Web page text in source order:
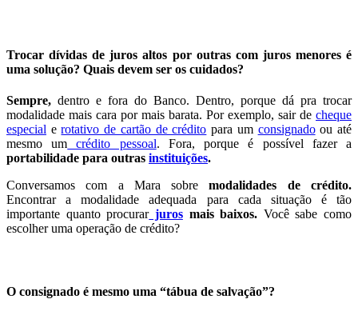
Trocar dívidas de juros altos por outras com juros menores é
uma solução? Quais devem ser os cuidados?
Sempre, dentro e fora do Banco. Dentro, porque dá pra trocar
modalidade mais cara por mais barata. Por exemplo, sair de cheque
especial erotativo de cartão de crédito para um consignadoou até
mesmo um crédito pessoal. Fora, porque é possível fazer a
portabilidade para outras instituições.
Conversamos com a Mara sobremodalidades de crédito.
Encontrar a modalidade adequada para cada situação é tão
importante quanto procurarjurosmais baixos. Você sabe como
escolher uma operação de crédito?
O consignado é mesmo uma “tábua de salvação”?